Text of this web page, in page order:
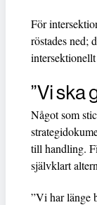
För
röstades ned;
”Vi ska
Något som
till handling.
självklart
”Vi har länge